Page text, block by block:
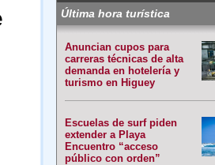
Última hora turística
Anuncian cupos para
carreras técnicas de alta
demanda en hotelería y
turismo en Higuey
Escuelas de surf piden
extender a Playa
Encuentro “acceso
público con orden”